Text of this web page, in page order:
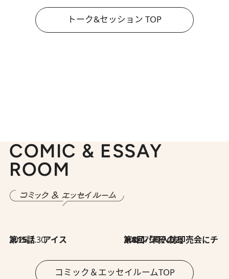
トーク&セッション TOP
COMIC & ESSAY
ROOM
2026.7.30
第15話 アイス 2026.7.30
第8回「同人誌即売会にチャレンジ その2」
コミック＆エッセイルームTOP